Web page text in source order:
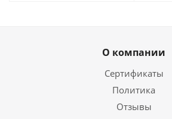
О компании
Сертификаты
Политика
Отзывы